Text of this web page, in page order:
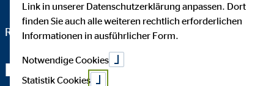
Regionaldirektor für die OVB Vermögensberatung AG
Fachchinesisch werden Sie
Link in unserer Datenschutzerklärung anpassen. Dort
finden Sie auch alle weiteren rechtlich erforderlichen
Informationen in ausführlicher Form.
Notwendige Cookies
Statistik Cookies